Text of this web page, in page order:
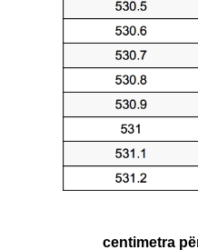
centimetra